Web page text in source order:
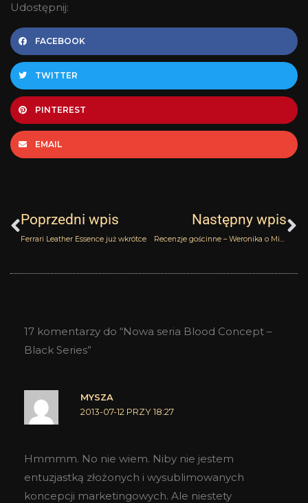
Udostępnij:
FACEBOOK
TWITTER
PINTEREST
EMAIL
Poprzedni wpis
Ferrari Leather Essence już wkrótce
Następny wpis
Recenzje gościnne – Weronika o Mistral Patchouli Atelier Cologne
17 komentarzy do “Nowa seria Blood Concept –
Black Series”
MYSZA
2013-07-12 PRZY 18:27
Hmmmm. No nie wiem. Niby nie jestem
entuzjastką złożonych i wysublimowanych
koncepcji marketingowych. Ale niestety